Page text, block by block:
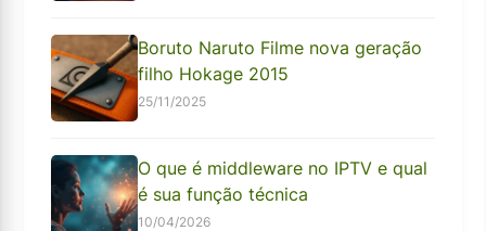
Boruto Naruto Filme nova geração
filho Hokage 2015
25/11/2025
O que é middleware no IPTV e qual
é sua função técnica
10/04/2026